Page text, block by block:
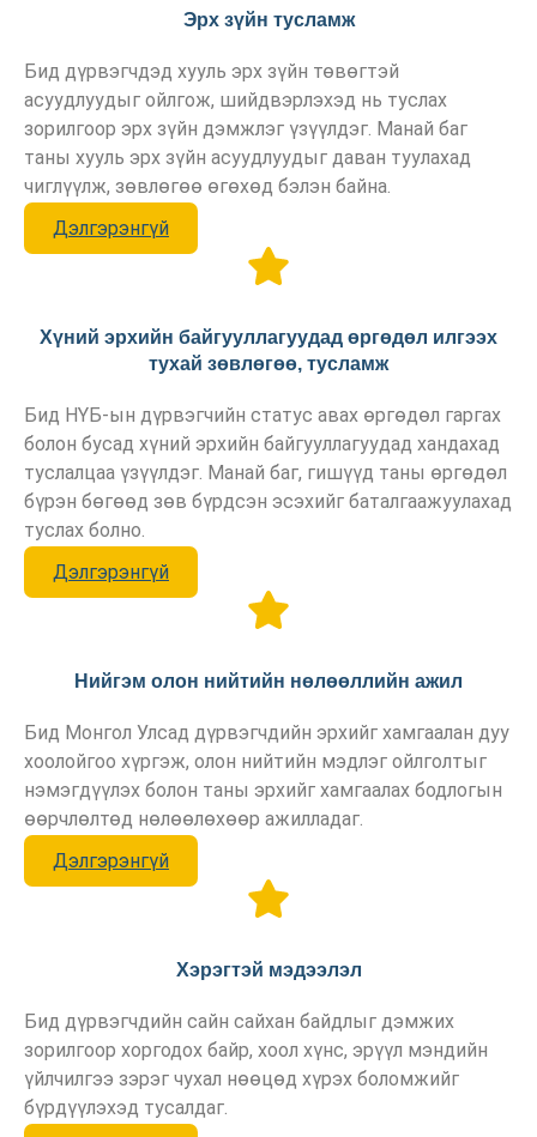
Эрх зүйн тусламж
Бид дүрвэгчдэд хууль эрх зүйн төвөгтэй
асуудлуудыг ойлгож, шийдвэрлэхэд нь туслах
зорилгоор эрх зүйн дэмжлэг үзүүлдэг. Манай баг
таны хууль эрх зүйн асуудлуудыг даван туулахад
чиглүүлж, зөвлөгөө өгөхөд бэлэн байна.
Дэлгэрэнгүй
Хүний эрхийн байгууллагуудад өргөдөл илгээх
тухай зөвлөгөө, тусламж
Бид НҮБ-ын дүрвэгчийн статус авах өргөдөл гаргах
болон бусад хүний эрхийн байгууллагуудад хандахад
туслалцаа үзүүлдэг. Манай баг, гишүүд таны өргөдөл
бүрэн бөгөөд зөв бүрдсэн эсэхийг баталгаажуулахад
туслах болно.
Дэлгэрэнгүй
Нийгэм олон нийтийн нөлөөллийн ажил
Бид Монгол Улсад дүрвэгчдийн эрхийг хамгаалан дуу
хоолойгоо хүргэж, олон нийтийн мэдлэг ойлголтыг
нэмэгдүүлэх болон таны эрхийг хамгаалах бодлогын
өөрчлөлтөд нөлөөлөхөөр ажилладаг.
Дэлгэрэнгүй
Хэрэгтэй мэдээлэл
Бид дүрвэгчдийн сайн сайхан байдлыг дэмжих
зорилгоор хоргодох байр, хоол хүнс, эрүүл мэндийн
үйлчилгээ зэрэг чухал нөөцөд хүрэх боломжийг
бүрдүүлэхэд тусалдаг.